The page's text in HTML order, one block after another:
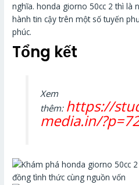
nghĩa. honda giorno 50cc 2 thì là
hành tin cậy trên một số tuyến
phúc.
Tổng kết
Xem
thêm: https://
media.in/